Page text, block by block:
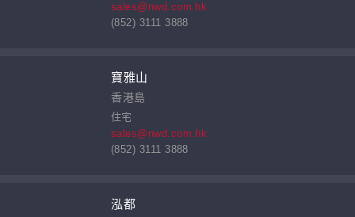
sales@nwd.com.hk
(852) 3111 3888
寶雅山
香港島
住宅
sales@nwd.com.hk
(852) 3111 3888
泓都